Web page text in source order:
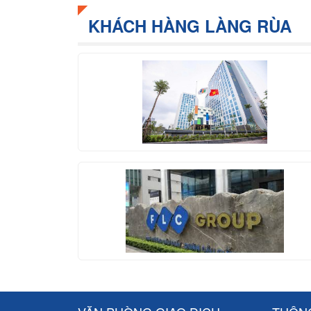
KHÁCH HÀNG LÀNG RÙA